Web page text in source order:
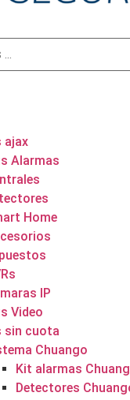
ajax
Alarmas
Home
IP
Video
sin cuota
Chuango
Kit alarmas
Detectores